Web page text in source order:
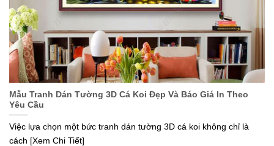
Mẫu Tranh Dán Tường 3D Cá Koi Đẹp Và Báo Giá In Theo
Yêu Cầu
Việc lựa chọn một bức tranh dán tường 3D cá koi không chỉ là
cách [Xem Chi Tiết]